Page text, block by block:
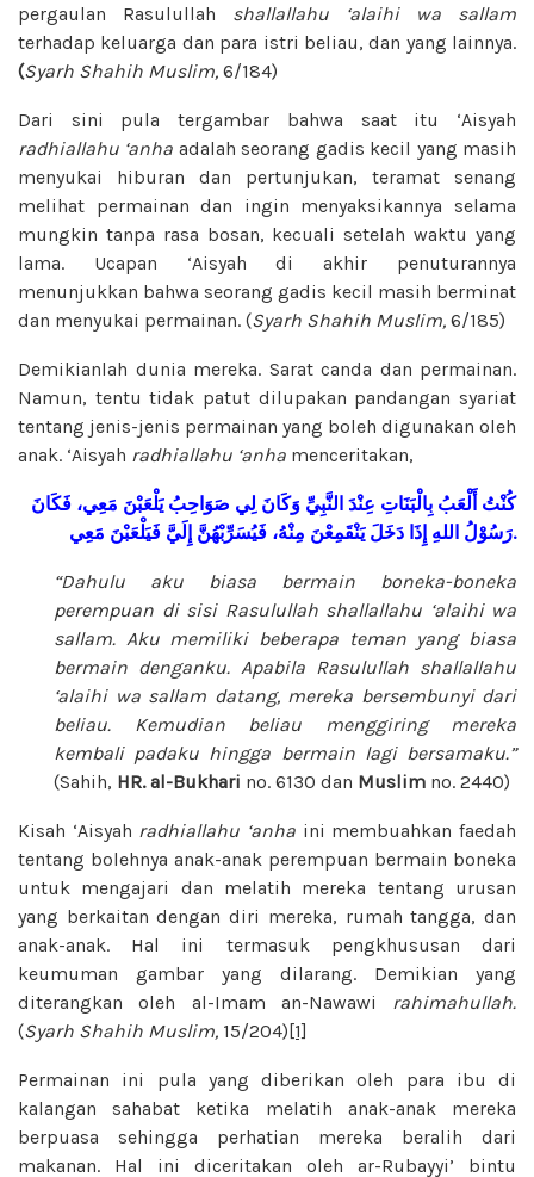
pergaulan Rasulullah shallallahu ‘alaihi wa sallam
terhadap keluarga dan para istri beliau, dan yang lainnya.
(Syarh Shahih Muslim, 6/184)
Dari sini pula tergambar bahwa saat itu ‘Aisyah
radhiallahu ‘anha adalah seorang gadis kecil yang masih
menyukai hiburan dan pertunjukan, teramat senang
melihat permainan dan ingin menyaksikannya selama
mungkin tanpa rasa bosan, kecuali setelah waktu yang
lama. Ucapan ‘Aisyah di akhir penuturannya
menunjukkan bahwa seorang gadis kecil masih berminat
dan menyukai permainan. (Syarh Shahih Muslim, 6/185)
Demikianlah dunia mereka. Sarat canda dan permainan.
Namun, tentu tidak patut dilupakan pandangan syariat
tentang jenis-jenis permainan yang boleh digunakan oleh
anak. ‘Aisyah radhiallahu ‘anha menceritakan,
كُنْتُ أَلْعَبُ بِالْبَنَاتِ عِنْدَ النَّبِيِّ وَكَانَ لِي صَوَاحِبُ يَلْعَبْنَ مَعِي، فَكَانَ
رَسُوْلُ اللهِ إِذَا دَخَلَ يَنْقَمِعْنَ مِنْهُ، فَيُسَرِّبْهُنَّ إِلَيَّ فَيَلْعَبْنَ مَعِي .
“Dahulu aku biasa bermain boneka-boneka
perempuan di sisi Rasulullah shallallahu ‘alaihi wa
sallam. Aku memiliki beberapa teman yang biasa
bermain denganku. Apabila Rasulullah shallallahu
‘alaihi wa sallam datang, mereka bersembunyi dari
beliau. Kemudian beliau menggiring mereka
kembali padaku hingga bermain lagi bersamaku.”
(Sahih, HR. al-Bukhari no. 6130 dan Muslim no. 2440)
Kisah ‘Aisyah radhiallahu ‘anha ini membuahkan faedah
tentang bolehnya anak-anak perempuan bermain boneka
untuk mengajari dan melatih mereka tentang urusan
yang berkaitan dengan diri mereka, rumah tangga, dan
anak-anak. Hal ini termasuk pengkhususan dari
keumuman gambar yang dilarang. Demikian yang
diterangkan oleh al-Imam an-Nawawi
rahimahullah.
(Syarh Shahih Muslim, 15/204)[1]
Permainan ini pula yang diberikan oleh para ibu di
kalangan sahabat ketika melatih anak-anak mereka
berpuasa sehingga perhatian mereka beralih dari
makanan. Hal ini diceritakan oleh ar-Rubayyi’ bintu